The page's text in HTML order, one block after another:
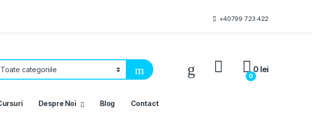
+40799 723 422
My Account
0
0 lei
Despre Noi Blog Contact